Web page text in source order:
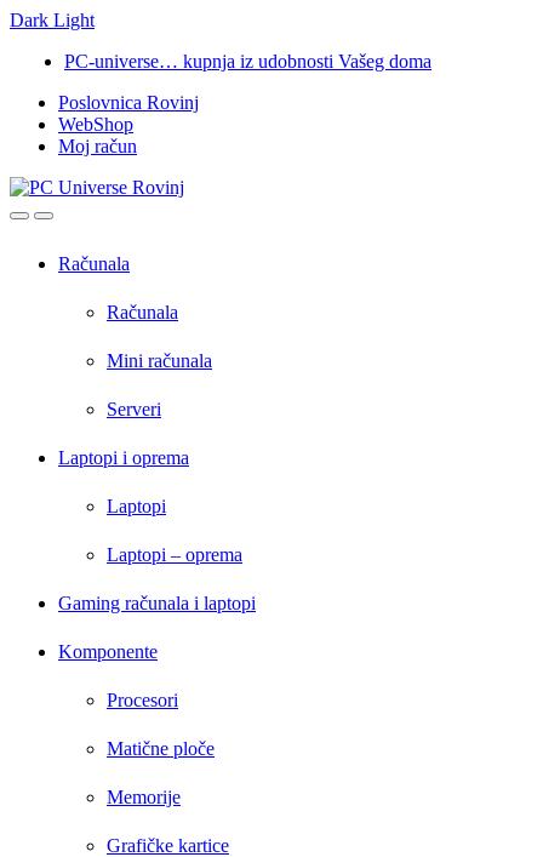
Dark Light
navigation
content
PC-universe… kupnja iz udobnosti Vašeg doma
Poslovnica Rovinj
WebShop
Moj račun
OpenClose
Računala
Računala
Mini računala
Serveri
Laptopi i oprema
Laptopi
Laptopi – oprema
Gaming računala i laptopi
Komponente
Procesori
Matične ploče
Memorije
Grafičke kartice